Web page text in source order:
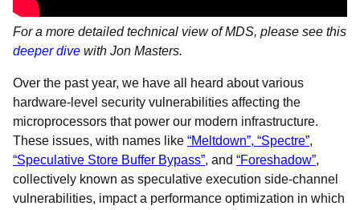
For a more detailed technical view of MDS, please see this
deeper dive with Jon Masters.
Over the past year, we have all heard about various
hardware-level security vulnerabilities affecting the
microprocessors that power our modern infrastructure.
These issues, with names like “Meltdown”, “Spectre”,
“Speculative Store Buffer Bypass”, and “Foreshadow”,
collectively known as speculative execution side-channel
vulnerabilities, impact a performance optimization in which